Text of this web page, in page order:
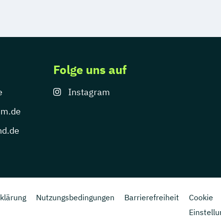
Folge uns auf
Instagram
Nutzungsbedingungen Barrierefreiheit
Cookie